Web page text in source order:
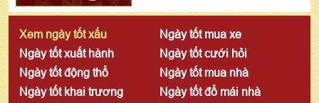
Xem ngày tốt xấu
Ngày tốt mua xe
Ngày tốt xuất hành
Ngày tốt cưới hỏi
Ngày tốt động thổ
Ngày tốt mua nhà
Ngày tốt khai trương
Ngày tốt đổ mái nhà